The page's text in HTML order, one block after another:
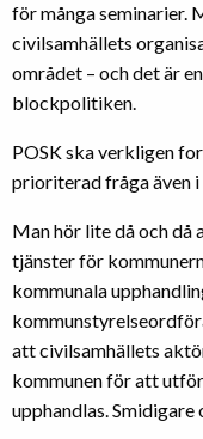
för många seminarier.
civilsamhällets
området – och det är
blockpolitiken.
POSK ska verkligen
prioriterad fråga även
Man hör lite då och
tjänster för
kommunala
att civilsamhällets
kommunen för att
upphandlas.